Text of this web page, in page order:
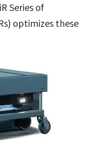
Series of
optimizes these